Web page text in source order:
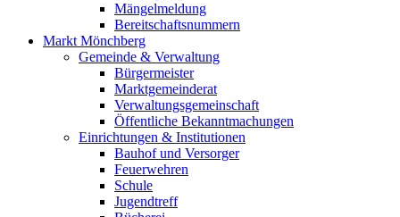
Mängelmeldung
Bereitschaftsnummern
Markt Mönchberg
Gemeinde & Verwaltung
Bürgermeister
Marktgemeinderat
Verwaltungsgemeinschaft
Öffentliche Bekanntmachungen
Einrichtungen & Institutionen
Bauhof und Versorger
Feuerwehren
Schule
Jugendtreff